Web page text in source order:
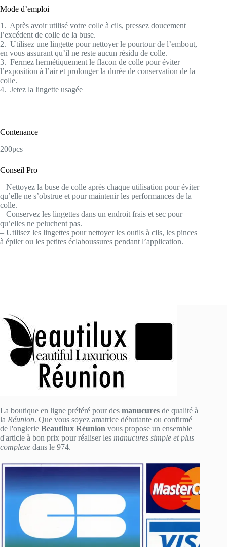
Mode d’emploi
1. Après avoir utilisé votre colle à cils, pressez doucement
l’excédent de colle de la buse.
2. Utilisez une lingette pour nettoyer le pourtour de l’embout,
en vous assurant qu’il ne reste aucun résidu de colle.
3. Fermez hermétiquement le flacon de colle pour éviter
l’exposition à l’air et prolonger la durée de conservation de la
colle.
4. Jetez la lingette usagée
Contenance
200pcs
Conseil Pro
– Nettoyez la buse de colle après chaque utilisation pour éviter
qu’elle ne s’obstrue et pour maintenir les performances de la
colle.
– Conservez les lingettes dans un endroit frais et sec pour
qu’elles ne peluchent pas.
– Utilisez les lingettes pour nettoyer les outils à cils, les pinces
à épiler ou les petites éclaboussures pendant l’application.
La boutique en ligne préféré pour des manucures de qualité à
la Réunion. Que vous soyez amatrice débutante ou confirmé
de l'onglerie Beautilux Réunion vous propose un ensemble
d'article à bon prix pour réaliser les manucures simple et plus
complexe dans le 974.